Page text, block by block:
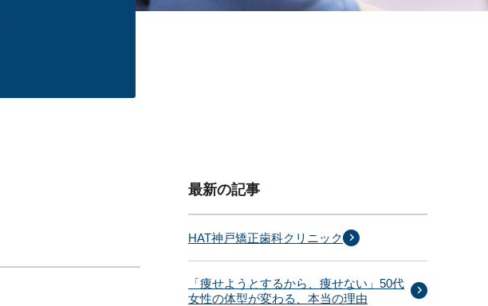
最新の記事
HAT神戸矯正歯科クリニック
「痩せようとするから、痩せない」50代
女性の体型が変わる、本当の理由